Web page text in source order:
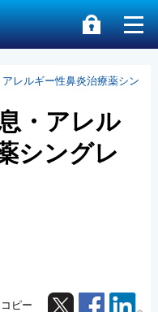
レルギー性鼻炎治療薬シン
・アレル
シングレ
コピー Twitter Facebook